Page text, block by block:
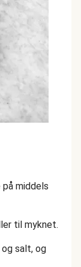
middels
til myknet.
salt, og